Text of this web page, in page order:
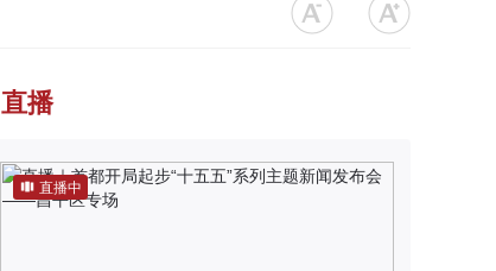
直播
直播中